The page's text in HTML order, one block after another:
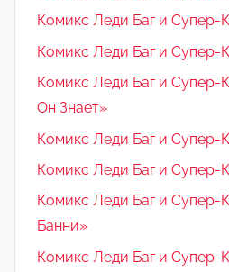
Комикс Леди Баг и Супер-
Комикс Леди Баг и Супер-
Комикс Леди Баг и
Он Знает»
Комикс Леди Баг и Супер-
Комикс Леди Баг и Супер-
Комикс Леди Баг и Супер-
Банни»
Комикс Леди Баг и Супер-